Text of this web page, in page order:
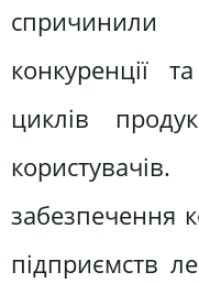
спричинили
конкуренції
циклів
забезпечення
підприємств